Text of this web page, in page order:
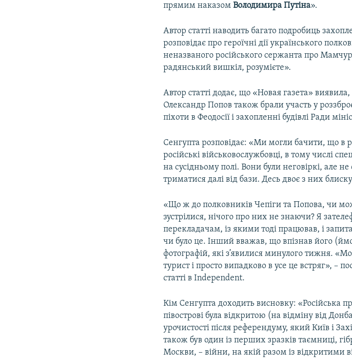
прямим наказомВолодимира Путіна».
Автор статті наводить багато подробиць
розповідає про героїчні дії українського
неназваного російського сержанта про
радянський вишкіл, розумієте».
Автор статті додає, що «Новая газета»
Олександр Попов також брали участь у
піхоти в Феодосії і захопленні будівлі Ради
Сенгупта розповідає: «Ми могли бачити, що в
російські військовослужбовці, в тому числі
на сусідньому полі. Вони були неговіркі, але
триматися далі від бази. Десь двоє з них
«Що ж до полковників Чепіги та Попова, чи
зустрілися, нічого про них не знаючи? Я
перекладачам, із якими тоді працював, і
чи було це. Інший вважав, що впізнав його
фотографій, які з’явилися минулого тижня.
турист і просто випадково в усе це встряг», –
статті в Independent.
Кім Сенгупта доходить висновку: «Російська
півострові була відкритою (на відміну від
урочистості після референдуму, який Київ і
також був один із перших зразків таємниці,
Москви, – війни, на якій разом із відкритими